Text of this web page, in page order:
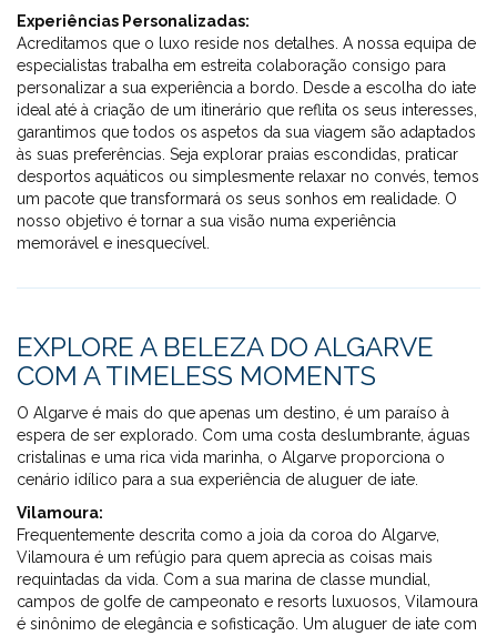
Experiências Personalizadas:
Acreditamos que o luxo reside nos detalhes. A nossa equipa de
especialistas trabalha em estreita colaboração consigo para
personalizar a sua experiência a bordo. Desde a escolha do iate
ideal até à criação de um itinerário que reflita os seus interesses,
garantimos que todos os aspetos da sua viagem são adaptados
às suas preferências. Seja explorar praias escondidas, praticar
desportos aquáticos ou simplesmente relaxar no convés, temos
um pacote que transformará os seus sonhos em realidade. O
nosso objetivo é tornar a sua visão numa experiência
memorável e inesquecível.
EXPLORE A BELEZA DO ALGARVE
COM A TIMELESS MOMENTS
O Algarve é mais do que apenas um destino, é um paraíso à
espera de ser explorado. Com uma costa deslumbrante, águas
cristalinas e uma rica vida marinha, o Algarve proporciona o
cenário idílico para a sua experiência de aluguer de iate.
Vilamoura:
Frequentemente descrita como a joia da coroa do Algarve,
Vilamoura é um refúgio para quem aprecia as coisas mais
requintadas da vida. Com a sua marina de classe mundial,
campos de golfe de campeonato e resorts luxuosos, Vilamoura
é sinônimo de elegância e sofisticação. Um aluguer de iate com